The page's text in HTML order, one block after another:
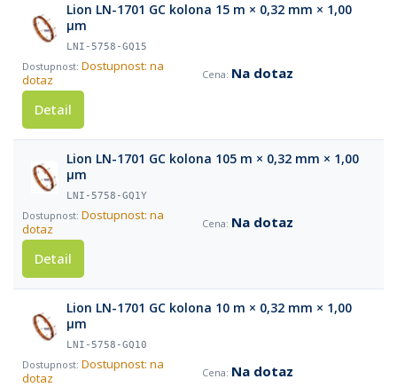
Lion LN-1701 GC kolona 15 m × 0,32 mm × 1,00
µm
LNI-5758-GQ15
Dostupnost: na
dotaz
Na dotaz
Detail
Lion LN-1701 GC kolona 105 m × 0,32 mm × 1,00
µm
LNI-5758-GQ1Y
Dostupnost: na
dotaz
Na dotaz
Detail
Lion LN-1701 GC kolona 10 m × 0,32 mm × 1,00
µm
LNI-5758-GQ10
Dostupnost: na
dotaz
Na dotaz